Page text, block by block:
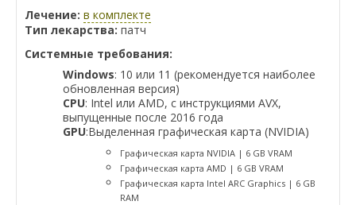
Лечение: в комплекте
Тип лекарства: патч
Системные требования:
Windows: 10 или 11 (рекомендуется наиболее
обновленная версия)
CPU: Intel или AMD, с инструкциями AVX,
выпущенные после 2016 года
GPU:Выделенная графическая карта (NVIDIA)
Графическая карта NVIDIA | 6 GB VRAM
Графическая карта AMD | 6 GB VRAM
Графическая карта Intel ARC Graphics | 6 GB
RAM